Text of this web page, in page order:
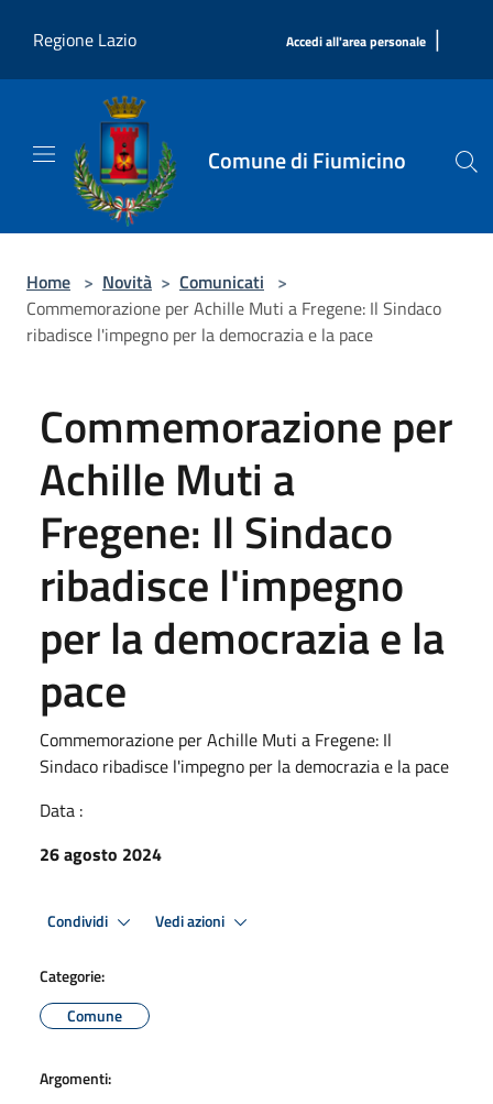
Regione Lazio
Accedi all'area personale |
Comune di Fiumicino
Home > Novità > Comunicati >
Commemorazione per Achille Muti a Fregene: Il Sindaco
ribadisce l'impegno per la democrazia e la pace
Commemorazione per
Achille Muti a
Fregene: Il Sindaco
ribadisce l'impegno
per la democrazia e la
pace
Commemorazione per Achille Muti a Fregene: Il
Sindaco ribadisce l'impegno per la democrazia e la pace
Data :
26 agosto 2024
Condividi Vedi azioni
Categorie:
Comune
Argomenti: